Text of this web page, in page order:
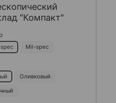
"Компакт"
Mil-spec
Оливковый